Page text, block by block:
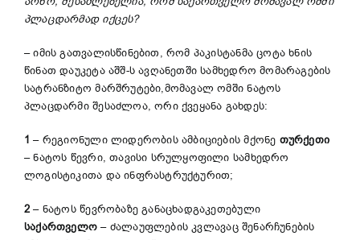
პლაცდარმად იქცეს?
– იმის გათვალისწინებით, რომ პაკისტანმა ცოტა ხნის
წინათ დაუკეტა აშშ-ს ავღანეთში სამხედრო მომარაგების
სატრანზიტო მარშრუტები,მომავალ ომში ნატოს
პლაცდარმი შესაძლოა, ორი ქვეყანა გახდეს:
1– რეგიონული ლიდერობის ამბიციების მქონე თურქეთი
– ნატოს წევრი, თავისი სრულყოფილი სამხედრო
ლოგისტიკითა და ინფრასტრუქტურით;
2– ნატოს წევრობაზე განაცხადგაკეთებული
საქართველო – ძალაუფლების კვლავაც შენარჩუნების